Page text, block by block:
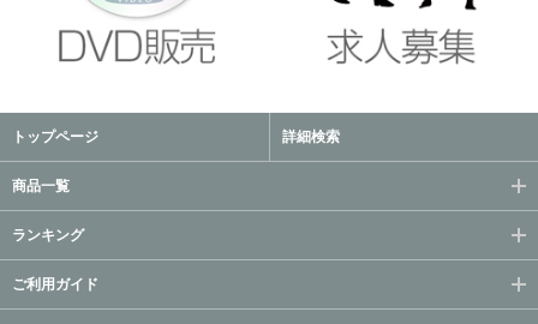
トップページ 詳細検索
商品一覧
ランキング
ご利用ガイド